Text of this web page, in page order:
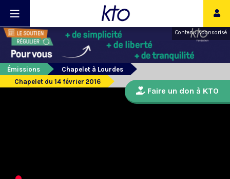
Contenu sponsorisé
Émissions
Chapelet à Lourdes
Chapelet du 14 février 2016
Faire un don à KTO